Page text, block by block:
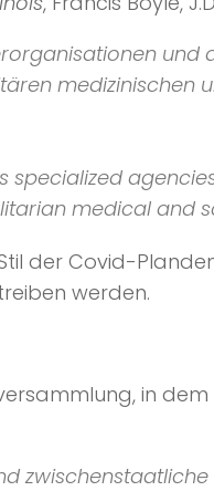
und
medizinischen
specialized
medical and
der Covid-
werden.
in